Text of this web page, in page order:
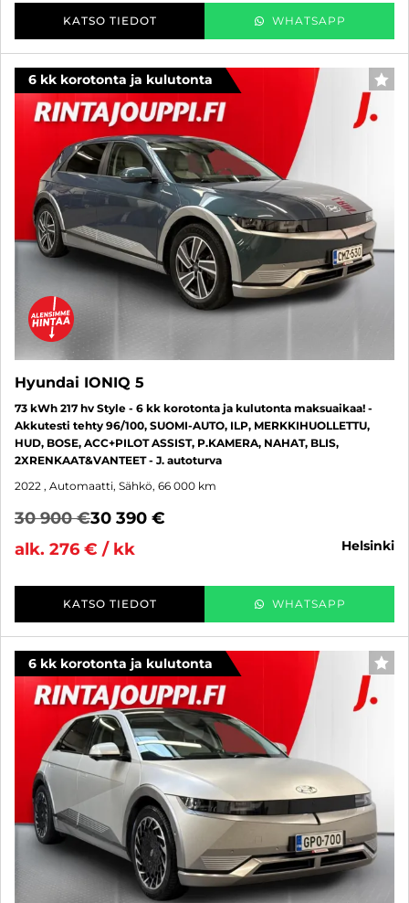
KATSO TIEDOT WHATSAPP
6 kk korotonta ja kulutonta
Hyundai IONIQ 5
73 kWh 217 hv Style - 6 kk korotonta ja kulutonta maksuaikaa! -
Akkutesti tehty 96/100, SUOMI-AUTO, ILP, MERKKIHUOLLETTU,
HUD, BOSE, ACC+PILOT ASSIST, P.KAMERA, NAHAT, BLIS,
2XRENKAAT&VANTEET - J. autoturva
2022 , Automaatti, Sähkö, 66 000 km
30 900 €30 390 €
alk. 276 € / kk
helsinki
KATSO TIEDOT WHATSAPP
6 kk korotonta ja kulutonta